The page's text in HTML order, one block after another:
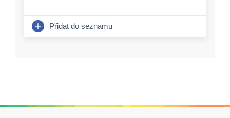
Přidat do seznamu